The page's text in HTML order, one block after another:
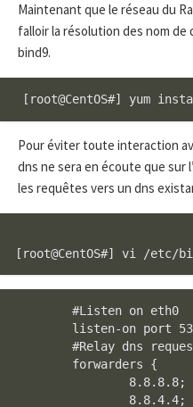
Maintenant que le réseau du
falloir la résolution des nom de
bind9.
Pour éviter toute interaction
dns ne sera en écoute que sur
les requêtes vers un dns
        #Listen on eth0
listen-on port
#Relay dns
        forwarders {
                8.8.8.8;
                8.8.4.4;